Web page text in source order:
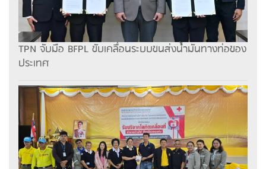
TPN จับมือ BFPL ขับเคลื่อนระบบขนส่งน้ำมันทางท่อของ
ประเทศ